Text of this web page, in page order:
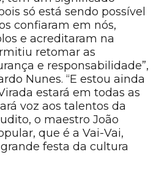
só está sendo possível
confiaram em nós,
e acreditaram na
retomar as
e responsabilidade”,
Nunes. “E estou ainda
estará em todas as
voz aos talentos da
o maestro João
que é a Vai-Vai,
festa da cultura